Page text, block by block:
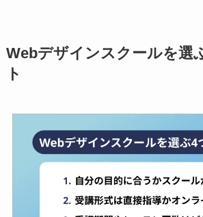
Webデザインスクールを選
ト